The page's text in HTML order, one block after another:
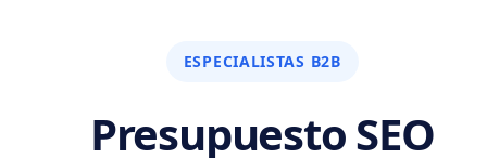
ESPECIALISTAS B2B
Presupuesto SEO